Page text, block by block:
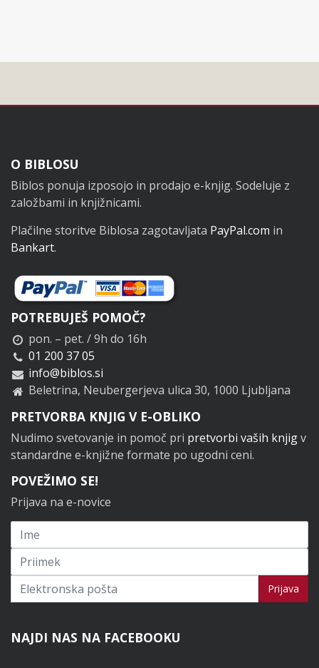
Noga
O BIBLOSU
Biblos ponuja izposojo in prodajo e-knjig. Sodeluje z
založbami in knjižnicami.
Plačilne storitve Biblosa zagotavljata PayPal.com in
Bankart.
POTREBUJEŠ POMOČ?
pon. – pet. / 9h do 16h
01 200 37 05
info@biblos.si
Beletrina, Neubergerjeva ulica 30, 1000 Ljubljana
PRETVORBA KNJIG V E-OBLIKO
Nudimo svetovanje in pomoč pri pretvorbi vaših knjigv
standardne e-knjižne formate po ugodni ceni.
POVEŽIMO SE!
Prijava na e-novice
Prijavi se na novice Prijava
NAJDI NAS NA FACEBOOKU